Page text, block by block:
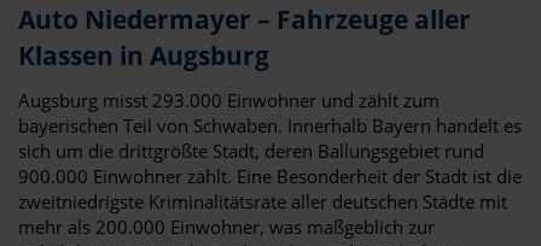
Auto Niedermayer – Fahrzeuge aller
Klassen in Augsburg
Augsburg misst 293.000 Einwohner und zählt zum
bayerischen Teil von Schwaben. Innerhalb Bayern handelt es
sich um die drittgrößte Stadt, deren Ballungsgebiet rund
900.000 Einwohner zählt. Eine Besonderheit der Stadt ist die
zweitniedrigste Kriminalitätsrate aller deutschen Städte mit
mehr als 200.000 Einwohner, was maßgeblich zur